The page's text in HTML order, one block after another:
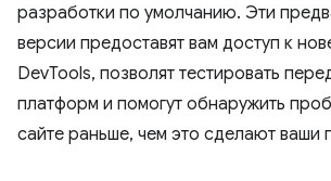
разработки по умолчанию. Эти
версии предоставят вам доступ к
DevTools, позволят тестировать
платформ и помогут обнаружить
сайте раньше, чем это сделают ваши